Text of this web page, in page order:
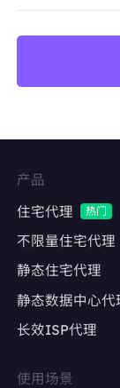
矩阵账号运
多账号
维持账
内容发布与
自动化
避免因
Google
产品
住宅代理
热门
不限量住宅代理
静态住宅代理
静态数据中心代
长效ISP代理
使用场景